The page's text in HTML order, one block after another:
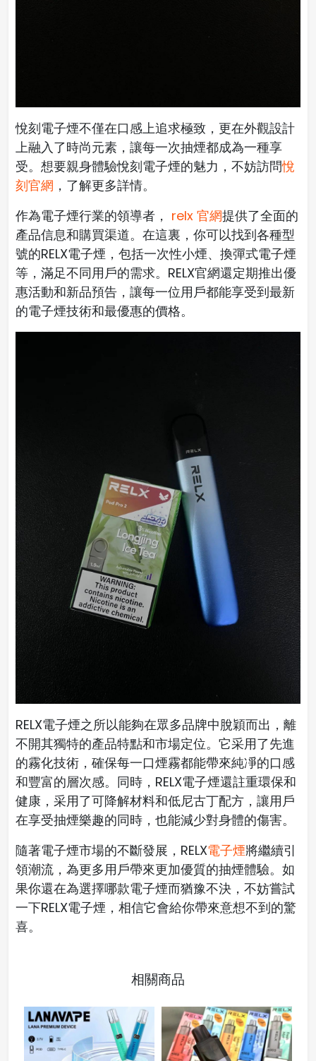
悅刻電子煙不僅在口感上追求極致，更在外觀設計
上融入了時尚元素，讓每一次抽煙都成為一種享
受。想要親身體驗悅刻電子煙的魅力，不妨訪問悅
刻官網 ，了解更多詳情。
作為電子煙行業的領導者， relx 官網提供了全面的
產品信息和購買渠道。在這裏，你可以找到各種型
號的RELX電子煙，包括一次性小煙、換彈式電子煙
等，滿足不同用戶的需求。RELX官網還定期推出優
惠活動和新品預告，讓每一位用戶都能享受到最新
的電子煙技術和最優惠的價格。
RELX電子煙之所以能夠在眾多品牌中脫穎而出，離
不開其獨特的產品特點和市場定位。它采用了先進
的霧化技術，確保每一口煙霧都能帶來純凈的口感
和豐富的層次感。同時，RELX電子煙還註重環保和
健康，采用了可降解材料和低尼古丁配方，讓用戶
在享受抽煙樂趣的同時，也能減少對身體的傷害。
隨著電子煙市場的不斷發展，RELX電子煙將繼續引
領潮流，為更多用戶帶來更加優質的抽煙體驗。如
果你還在為選擇哪款電子煙而猶豫不決，不妨嘗試
一下RELX電子煙，相信它會給你帶來意想不到的驚
喜。
相關商品